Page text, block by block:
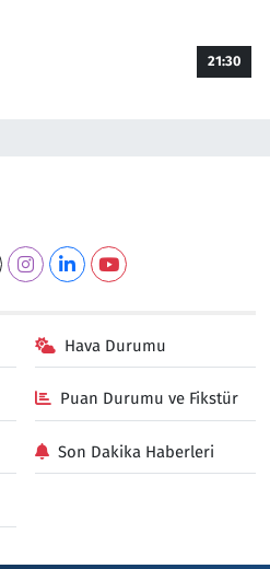
21:30
Hava Durumu
Puan Durumu ve Fikstür
Son Dakika Haberleri